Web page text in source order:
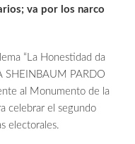
va por los narco
“La Honestidad da
SHEINBAUM PARDO
al Monumento de la
celebrar el segundo
electorales.